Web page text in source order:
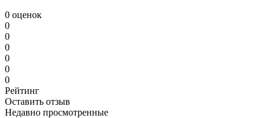
0 оценок
0
0
0
0
0
0
Рейтинг
Оставить отзыв
Недавно просмотренные